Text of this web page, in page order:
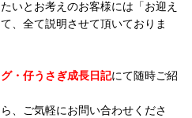
いとお考えのお客様には「お迎え
、全て説明させて頂いておりま
・仔うさぎ成長日記にて随時ご紹
、ご気軽にお問い合わせくださ